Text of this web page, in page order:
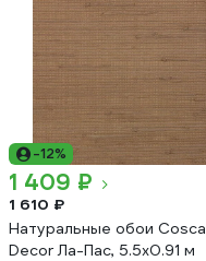
-12%
1 409 ₽
1 610 ₽
Натуральные обои Cosca
Decor Ла-Пас, 5.5x0.91 м